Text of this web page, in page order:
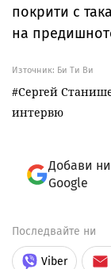
покрити с
на
Източник: Би Ти Ви
Сергей
интервю
Добави
Google
Последвайте ни
Viber